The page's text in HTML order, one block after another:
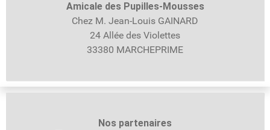
Amicale des Pupilles- Mousses
Chez M. Jean-Louis GAINARD
24 Allée des Violettes
33380 MARCHEPRIME
Nos partenaires